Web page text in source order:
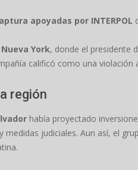
apoyadas por INTERPOL
York, donde el presidente
calificó como una violación
región
había proyectado
medidas judiciales. Aun así, el